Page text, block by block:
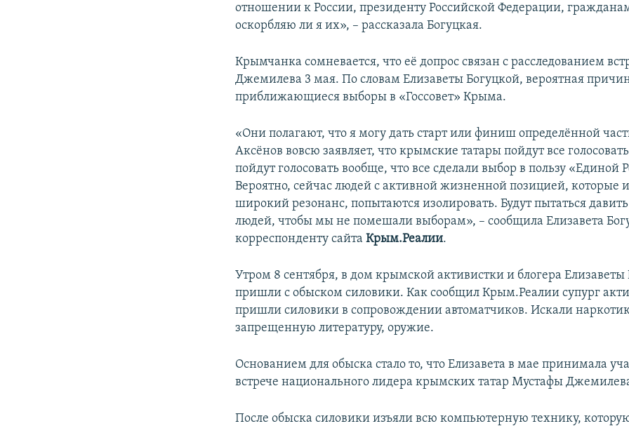
отношении к России, президенту Российской Федерации,
оскорбляю ли я их», – рассказала Богуцкая.
Крымчанка сомневается, что её допрос связан с расследованием
Джемилева 3 мая. По словам Елизаветы Богуцкой, вероятная
приближающиеся выборы в «Госсовет» Крыма.
«Они полагают, что я могу дать старт или финиш определённой
Аксёнов вовсю заявляет, что крымские татары пойдут все
пойдут голосовать вообще, что все сделали выбор в пользу «Единой
Вероятно, сейчас людей с активной жизненной позицией, которые
широкий резонанс, попытаются изолировать. Будут пытаться
людей, чтобы мы не помешали выборам», – сообщила Елизавета
корреспонденту сайтаКрым.Реалии.
Утром 8 сентября, в дом крымской активистки и блогера Елизаветы
пришли с обыском силовики. Как сообщил Крым.Реалии супург
пришли силовики в сопровождении автоматчиков. Искали
запрещенную литературу, оружие.
Основанием для обыска стало то, что Елизавета в мае принимала
встрече национального лидера крымских татар Мустафы
После обыска силовики изъяли всю компьютерную технику,